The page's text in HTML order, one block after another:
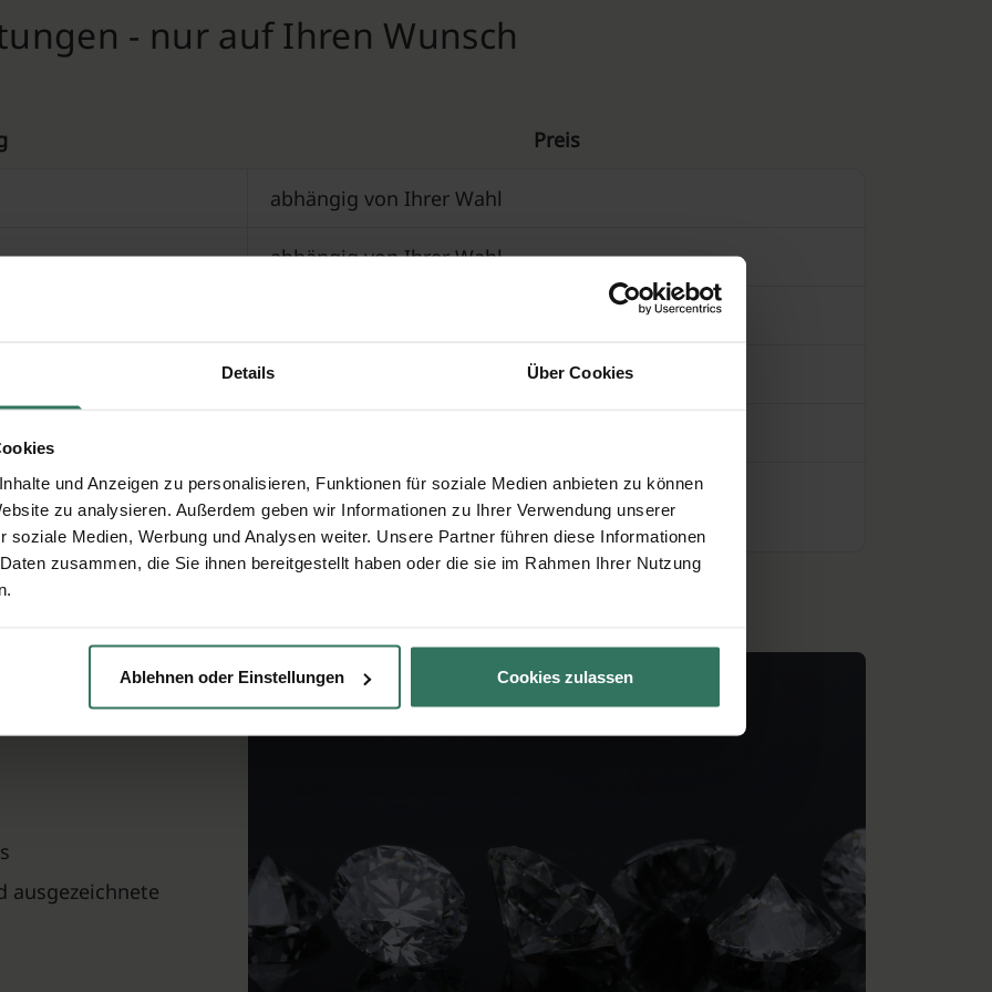
Details Über Cookies
und Anzeigen zu personalisieren, Funktionen für soziale Medien anbieten zu können
zu analysieren. Außerdem geben wir Informationen zu Ihrer Verwendung unserer
soziale Medien, Werbung und Analysen weiter. Unsere Partner führen diese Informationen
zusammen, die Sie ihnen bereitgestellt haben oder die sie im Rahmen Ihrer Nutzung
Ablehnen oder Einstellungen Cookies zulassen
- nur auf Ihren Wunsch
Preis
abhängig von Ihrer Wahl
abhängig von Ihrer Wahl
Preis auf Anfrage (Gebühren des Krematoriums)
beim Bestatter Preis auf Anfrage
(ab 130kg oder
160 €
eine
Köln
ausgezeichnete